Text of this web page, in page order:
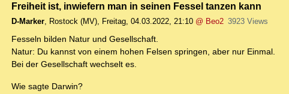
Freiheit ist, inwiefern man in seinen Fessel tanzen kann
D-Marker, Rostock (MV), Freitag, 04.03.2022, 21:10 @ Beo2 3923 Views
Fesseln bilden Natur und Gesellschaft.
Natur: Du kannst von einem hohen Felsen springen, aber nur Einmal.
Bei der Gesellschaft wechselt es.
Wie sagte Darwin?